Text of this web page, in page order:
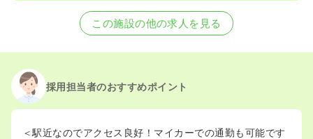
この施設の他の求人を見る
採用担当者のおすすめポイント
＜駅近なのでアクセス良好！マイカーでの通勤も可能です